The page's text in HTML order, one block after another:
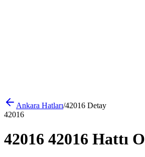
Ankara Hatları/42016 Detay
42016
42016 42016 Hattı